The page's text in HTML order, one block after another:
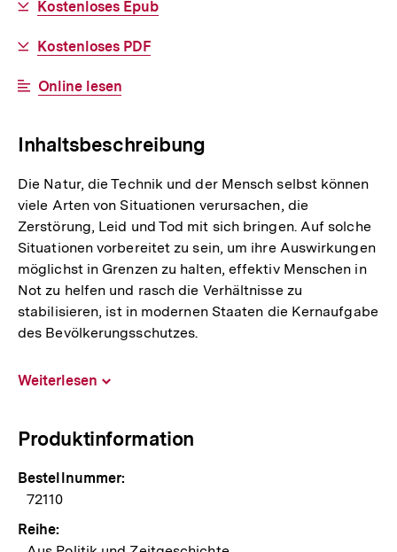
Download-
Kostenloses Epub
Download-
Kostenloses PDF
Interner
Online lesen
Inhaltsbeschreibung
Die Natur, die Technik und der Mensch selbst können
viele Arten von Situationen verursachen, die
Zerstörung, Leid und Tod mit sich bringen. Auf solche
Situationen vorbereitet zu sein, um ihre Auswirkungen
möglichst in Grenzen zu halten, effektiv Menschen in
Not zu helfen und rasch die Verhältnisse zu
stabilisieren, ist in modernen Staaten die Kernaufgabe
des Bevölkerungsschutzes.
Weiterlesen
Produktinformation
Bestellnummer:
72110
Reihe: